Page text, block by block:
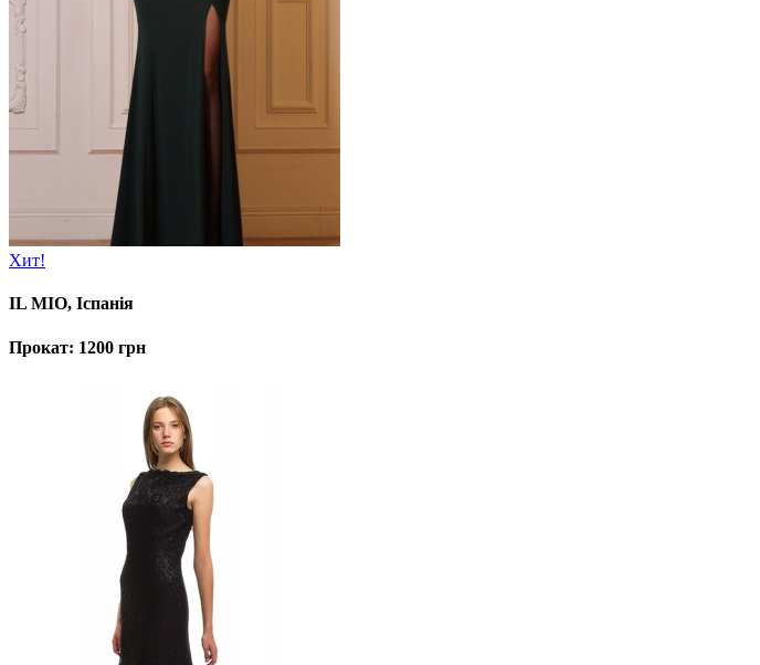
Хит!
IL MIO, Іспанія
Прокат: 1200 грн